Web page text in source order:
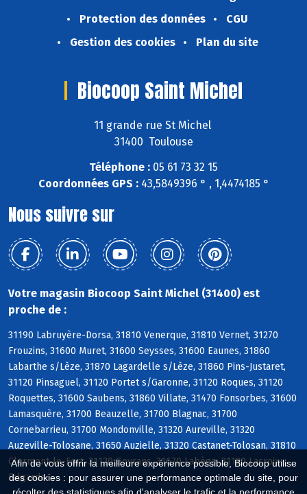
Afin de vous offrir la meilleure expérience possible, Biocoop utilise
des cookies : pour assurer une performance optimale du site, pour
Protection des données
CGU
Gestion des cookies
Plan du site
Biocoop Saint Michel
11 grande rue St Michel
31400 Toulouse
Téléphone : 05 61 73 32 15
Coordonnées GPS :43,5849396 ° , 1,4474185 °
Nous suivre sur
Votre magasin Biocoop Saint Michel (31400) est
proche de :
31190 Labruyère-Dorsa, 31810 Venerque, 31810 Vernet, 31270
Frouzins, 31600 Muret, 31600 Seysses, 31600 Eaunes, 31860
Labarthe s/Lèze, 31870 Lagardelle s/Lèze, 31860 Pins-Justaret,
31120 Pinsaguel, 31120 Portet s/Garonne, 31120 Roques, 31120
Roquettes, 31600 Saubens, 31860 Villate, 31470 Fonsorbes, 31600
Lamasquère, 31700 Beauzelle, 31700 Blagnac, 31700
Cornebarrieu, 31700 Mondonville, 31320 Aureville, 31320
Auzeville-Tolosane, 31650 Auzielle, 31320 Castanet-Tolosan, 31810
Clermont-le-Fort, 31120 Goyrans, 31670 Labège, 31120 Lacroix-
Falgarde